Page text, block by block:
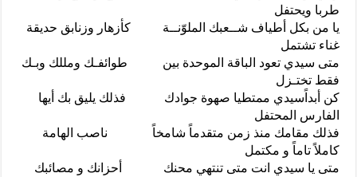
طربا ويحتفل
يا من بكل أطياف شــعبك الملوّنــة كأزهار وزنابق حديقة
غناء تشتمل
متى سيدي تعود الباقة الموحدة بين طوائفـك ومللك وبـك
فقط تختـزل
كن أبداًسيدي ممتطيا صهوة جوادك فذلك يليق بك أيها
الفارس المحتفل
فذلك مقامك منذ زمن متقدماً شامخاً ناصب الهامة
كاملاً تاماً و مكتمل
متى يا سيدي انت متى تنتهي محنك أحزانك و مصائبك